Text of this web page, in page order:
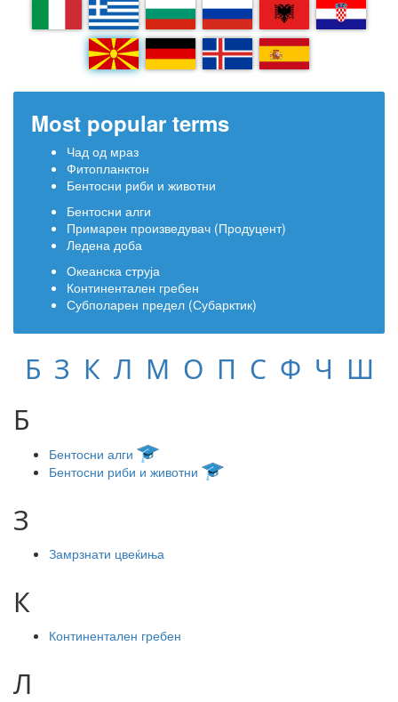
EL BG RU SQ HR
MK DE IS ES
Most popular terms
Чад од мраз
Фитопланктон
Бентосни риби и животни
Бентосни алги
Примарен произведувач (Продуцент)
Ледена доба
Океанска струја
Континентален гребен
Субполарен предел (Субарктик)
Б З К Л М О П С Ф Ч Ш
Б
Бентосни алги
Бентосни риби и животни
З
Замрзнати цвеќиња
К
Континентален гребен
Л